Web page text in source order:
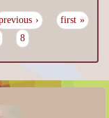
Pages
« first
‹ previous
8